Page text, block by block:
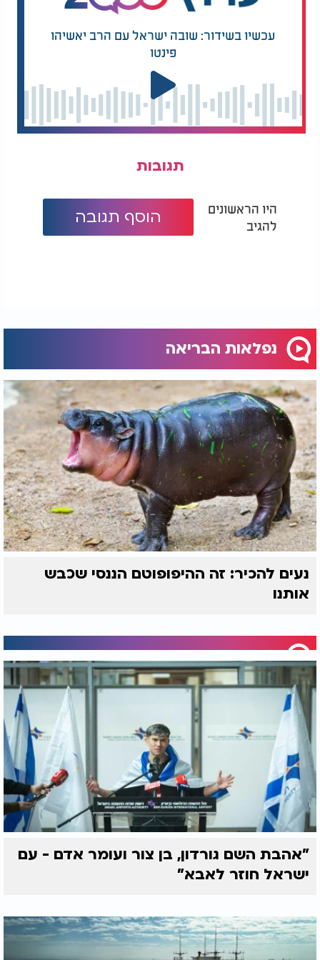
עכשיו בשידור: שובה ישראל עם הרב יאשיהו
פינטו
תגובות
היו הראשונים
להגיב
הוסף תגובה
נפלאות הבריאה
נעים להכיר: זה ההיפופוטם הננסי שכבש
אותנו
"אהבת השם גורדון, בן צור ועומר אדם - עם
ישראל חוזר לאבא"